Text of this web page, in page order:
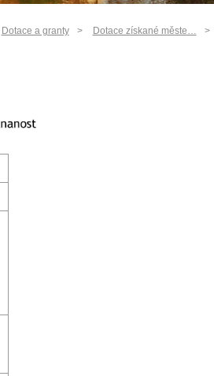
Dotace a granty Dotace získané měste…